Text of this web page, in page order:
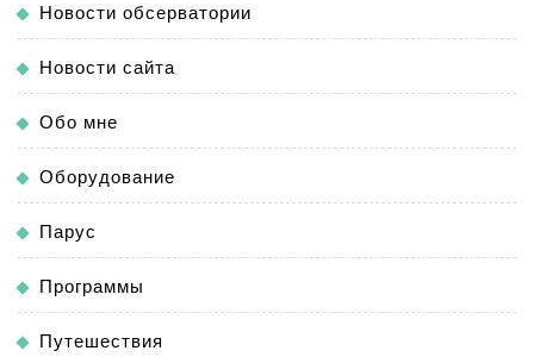
Новости обсерватории
Новости сайта
Обо мне
Оборудование
Парус
Программы
Путешествия